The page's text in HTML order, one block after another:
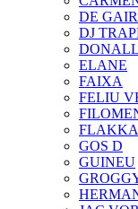
DE
DJ
ELANE
FAIXA
FELIU
FLAKKA
GOS D
GUINEU